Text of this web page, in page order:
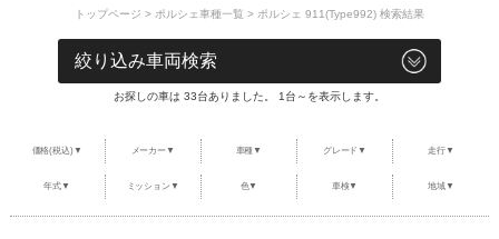
Special Shops
Maintenance
整備・メンテナンス工場
Report
トップページ > ポルシェ車種一覧 > ポルシェ 911(Type992) 検索結果
車両検索
お探しの車は 33台ありました。 1台～を表示します。
価格(税込)▼ メーカー▼ 車種▼ グレード▼ 走行▼
年式▼ ミッション▼ 色▼ 車検▼ 地域▼